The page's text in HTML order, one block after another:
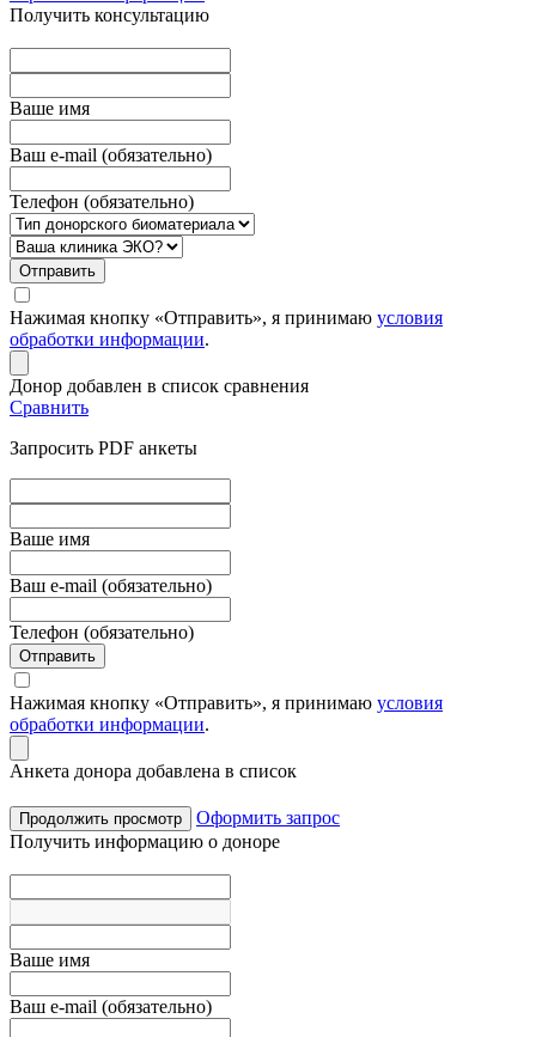
Получить консультацию
Вашe имя
Ваш e-mail (обязательно)
Телефон (обязательно)
Отправить
Нажимая кнопку «Отправить», я принимаю условия
обработки информации.
Донор добавлен в список сравнения
Сравнить
Запросить PDF анкеты
Вашe имя
Ваш e-mail (обязательно)
Телефон (обязательно)
Отправить
Нажимая кнопку «Отправить», я принимаю условия
обработки информации.
Анкета донора добавлена в список
Продолжить просмотр
Оформить запрос
Получить информацию о доноре
Вашe имя
Ваш e-mail (обязательно)